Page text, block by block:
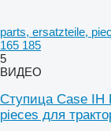
parts, ersatzteile,
165 185
5
ВИДЕО
Ступица Case IH
pieces для